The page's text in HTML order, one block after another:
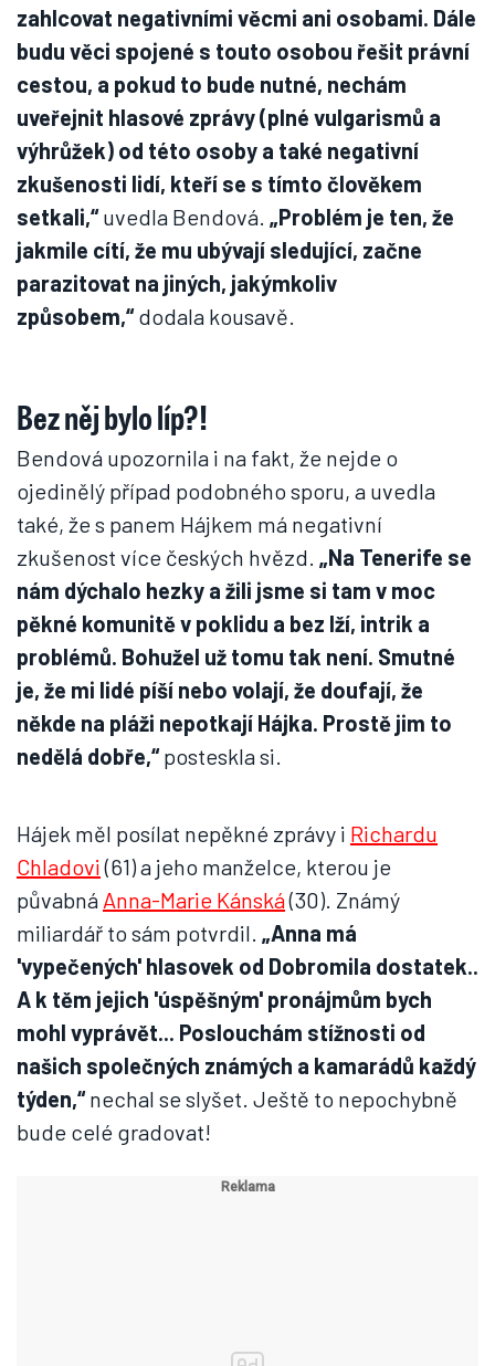
zahlcovat negativními věcmi ani osobami. Dále
budu věci spojené s touto osobou řešit právní
cestou, a pokud to bude nutné, nechám
uveřejnit hlasové zprávy (plné vulgarismů a
výhrůžek) od této osoby a také negativní
zkušenosti lidí, kteří se s tímto člověkem
setkali,“uvedla Bendová. „Problém je ten, že
jakmile cítí, že mu ubývají sledující, začne
parazitovat na jiných, jakýmkoliv
způsobem,“dodala kousavě.
Bez něj bylo líp?!
Bendová upozornila i na fakt, že nejde o
ojedinělý případ podobného sporu, a uvedla
také, že s panem Hájkem má negativní
zkušenost více českých hvězd. „Na Tenerife se
nám dýchalo hezky a žili jsme si tam v moc
pěkné komunitě v poklidu a bez lží, intrik a
problémů. Bohužel už tomu tak není. Smutné
je, že mi lidé píší nebo volají, že doufají, že
někde na pláži nepotkají Hájka. Prostě jim to
nedělá dobře,“posteskla si.
Hájek měl posílat nepěkné zprávy i Richardu
Chladovi(61) a jeho manželce, kterou je
půvabná Anna-Marie Kánská(30). Známý
miliardář to sám potvrdil. „Anna má
'vypečených' hlasovek od Dobromila dostatek..
A k těm jejich 'úspěšným' pronájmům bych
mohl vyprávět... Poslouchám stížnosti od
našich společných známých a kamarádů každý
týden,“nechal se slyšet. Ještě to nepochybně
bude celé gradovat!